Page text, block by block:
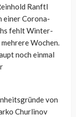
Ranftl
einer Corona-
fehlt Winter-
Wochen.
noch einmal
von
Churlinov